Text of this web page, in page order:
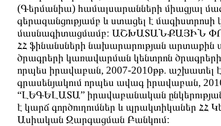
(Գերմանիա) համալսարանների միացյալ
գերազանցությամբ և ստացել է մագիստրոսի
մասնագիտացմամբ: ԱՇԽԱՏԱՆՔԱՅԻՆ
ՀՀ ֆինանսների նախարարության արտաքին
ծրագրերի կառավարման կենտրոն
որպես իրավաբան, 2007-2010թթ. աշխատել
գրասենյակում որպես ավագ իրավաբան,
“ԼԵԳԵԼԱՏԱ” իրավաբանական
է կարճ գործուղումներ և պրակտիկաներ ՀՀ
Ասիական Զարգացման Բանկում: